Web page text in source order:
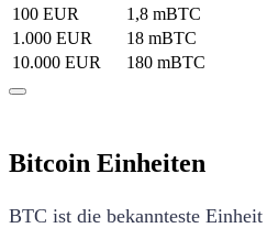
100 EUR
1,8 mBTC
1.000 EUR
18 mBTC
10.000 EUR
180 mBTC
Bitcoin Einheiten
BTC ist die bekannteste